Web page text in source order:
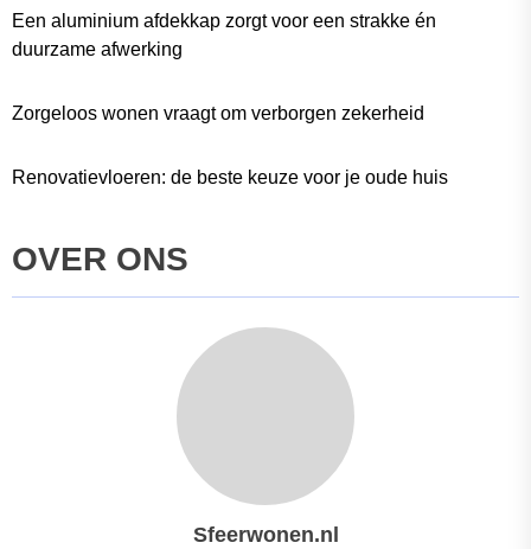
Een aluminium afdekkap zorgt voor een strakke én
duurzame afwerking
Zorgeloos wonen vraagt om verborgen zekerheid
Renovatievloeren: de beste keuze voor je oude huis
OVER ONS
Sfeerwonen.nl